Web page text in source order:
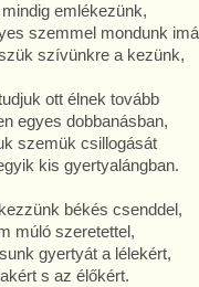
emlékezünk,
szemmel mondunk
szívünkre a kezünk,
ott élnek tovább
egyes dobbanásban,
szemük csillogását
kis gyertyalángban.
békés csenddel,
múló szeretettel,
gyertyát a lélekért,
s az élőkért.